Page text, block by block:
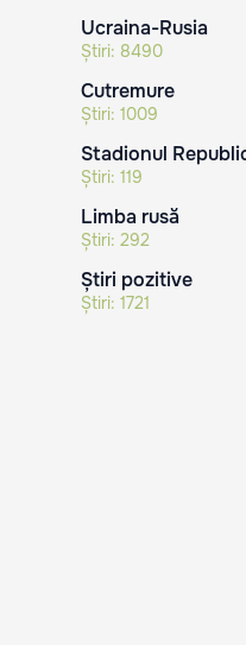
Ucraina-Rusia
Știri: 8490
Cutremure
Știri: 1009
Stadionul
Știri: 119
Limba rusă
Știri: 292
Știri pozitive
Știri: 1721